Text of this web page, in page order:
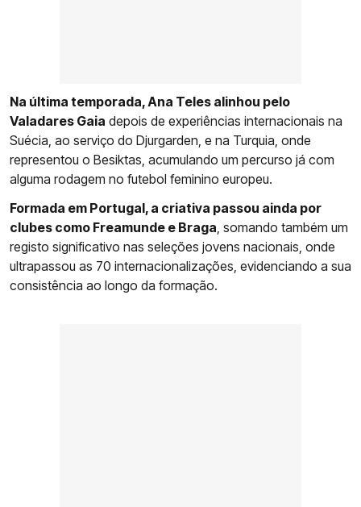
Na última temporada, Ana Teles alinhou pelo
Valadares Gaia depois de experiências internacionais na
Suécia, ao serviço do Djurgarden, e na Turquia, onde
representou o Besiktas, acumulando um percurso já com
alguma rodagem no futebol feminino europeu.
Formada em Portugal, a criativa passou ainda por
clubes como Freamunde e Braga , somando também um
registo significativo nas seleções jovens nacionais, onde
ultrapassou as 70 internacionalizações, evidenciando a sua
consistência ao longo da formação.